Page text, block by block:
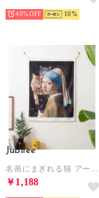
40% 10
Jubilee
￥1,188